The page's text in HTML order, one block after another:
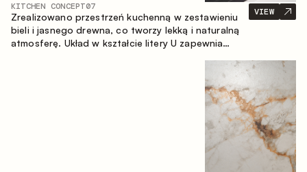
KITCHEN CONCEPT07
Zrealizowano przestrzeń kuchenną w zestawieniu
bieli i jasnego drewna, co tworzy lekką i naturalną
atmosferę. Układ w kształcie litery U zapewnia
użytkową, tworząc miejsce na szybkie śniadania i
VIEW